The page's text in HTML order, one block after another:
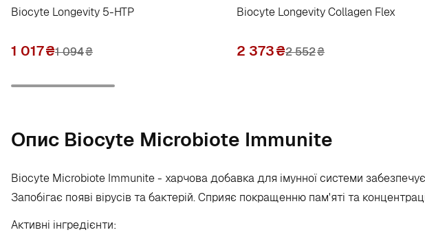
Biocyte Longevity 5-HTP
1 017₴1 094₴
Biocyte Longevity Collagen Flex
2 373₴2 552₴
Опис Biocyte Microbiote Immunite
Biocyte Microbiote Immunite - харчова добавка для імунної системи
Запобігає появі вірусів та бактерій. Сприяє покращенню пам'яті та
Активні інгредієнти: